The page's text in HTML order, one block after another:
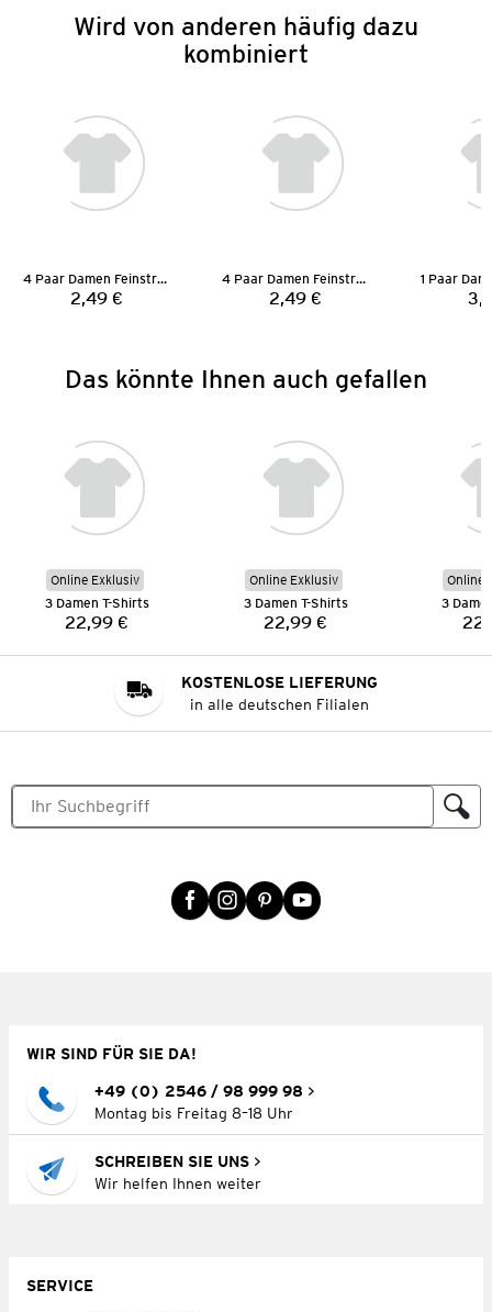
Wird von anderen häufig dazu
kombiniert
4 Paar Damen Feinstrumpfsocken
Preis:
2,49 €
4 Paar Damen Feinstrümpfe
Preis:
2,49 €
Das könnte Ihnen auch gefallen
Online Exklusiv
3 Damen T-Shirts
Preis:
22,99 €
Online Exklusiv
3 Damen T-Shirts
Preis:
22,99 €
Online
3
KOSTENLOSE LIEFERUNG
in alle deutschen Filialen
WIR SIND FÜR SIE DA!
+49 (0) 2546 / 98 999 98
Montag bis Freitag 8–18 Uhr
SCHREIBEN SIE UNS
Wir helfen Ihnen weiter
SERVICE